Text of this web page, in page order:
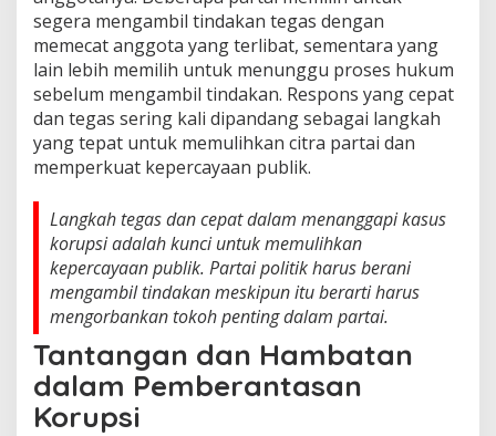
segera mengambil tindakan tegas dengan
memecat anggota yang terlibat, sementara yang
lain lebih memilih untuk menunggu proses hukum
sebelum mengambil tindakan. Respons yang cepat
dan tegas sering kali dipandang sebagai langkah
yang tepat untuk memulihkan citra partai dan
memperkuat kepercayaan publik.
Langkah tegas dan cepat dalam menanggapi kasus
korupsi adalah kunci untuk memulihkan
kepercayaan publik. Partai politik harus berani
mengambil tindakan meskipun itu berarti harus
mengorbankan tokoh penting dalam partai.
Tantangan dan Hambatan
dalam Pemberantasan
Korupsi